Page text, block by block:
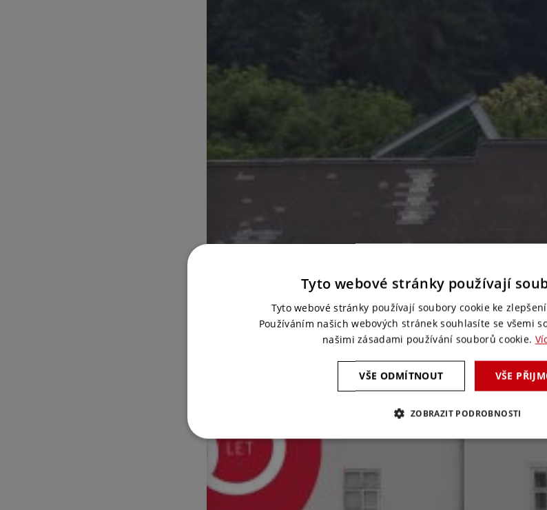
Tyto webové stránky používají
Tyto webové stránky používají soubory cookie ke
Používáním našich webových stránek souhlasíte se všemi
našimi zásadami používání souborů cookie.
VŠE
VŠE ODMÍTNOUT
ZOBRAZIT PODROBNOSTI